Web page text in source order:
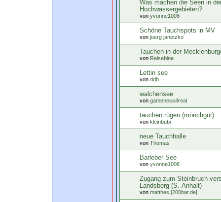
Was machen die Seen in
Hochwassergebieten?
von yvonne1008
Schöne Tauchspots in MV
von joerg janetzko
Tauchen in der
von Reisebine
Lettin see
von ddb
walchensee
von gameness4real
tauchen rügen (mönchgut)
von kleinbubi
neue Tauchhalle
von Thomas
Barleber See
von yvonne1008
Zugang zum Steinbruch
Landsberg (S.-Anhalt)
von matthes [200bar.de]